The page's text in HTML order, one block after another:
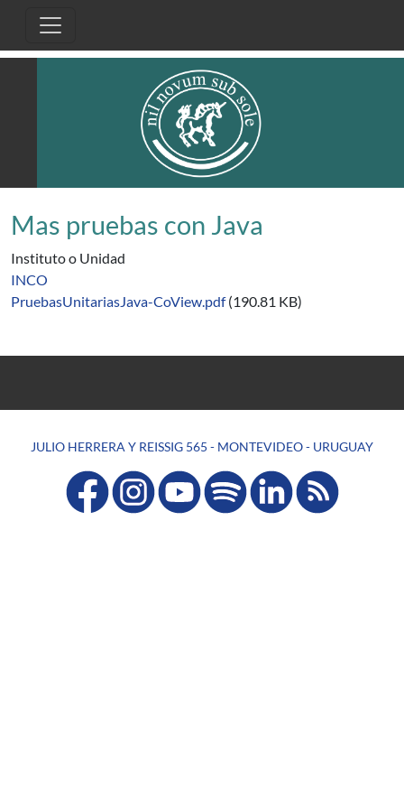
Mas pruebas con Java
Instituto o Unidad
INCO
PruebasUnitariasJava-CoView.pdf (190.81 KB)
JULIO HERRERA Y REISSIG 565 - MONTEVIDEO - URUGUAY